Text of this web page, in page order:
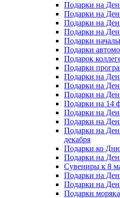
Подарки на
Подарки на
Подарки на
Подарки на
Подарки
Подарки
Подарок
Подарки
Подарки на
Подарки на
Подарки на
Подарки на 14
Подарки на
Подарки на
Подарки на
декабря
Подарки ко
Подарки на
Сувениры к 8
Подарки на
Подарки на
Подарки